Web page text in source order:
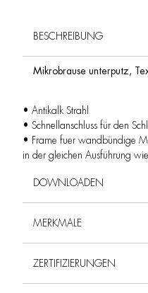
BESCHREIBUNG
Mikrobrause unterputz,
• Antikalk Strahl
• Schnellanschluss für den
• Frame fuer wandbündige
in der gleichen Ausführung
DOWNLOADEN
MERKMALE
ZERTIFIZIERUNGEN